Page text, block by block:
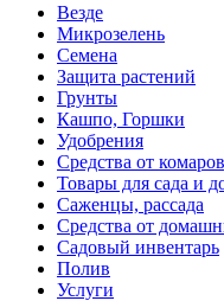
Везде
Микрозелень
Семена
Защита растений
Грунты
Кашпо, Горшки
Удобрения
Средства от
Товары для сада и
Саженцы, рассада
Средства от
Садовый инвентарь
Полив
Услуги